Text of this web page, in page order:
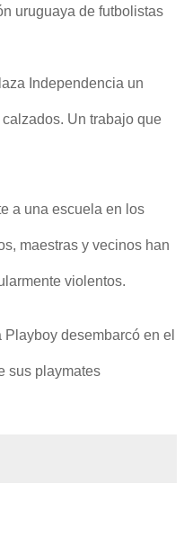
uruguaya de futbolistas
Independencia un
Un trabajo que
a una escuela en los
maestras y vecinos han
violentos.
desembarcó en el
sus playmates